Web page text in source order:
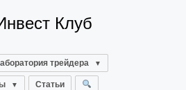
Клуб
трейдера
Статьи